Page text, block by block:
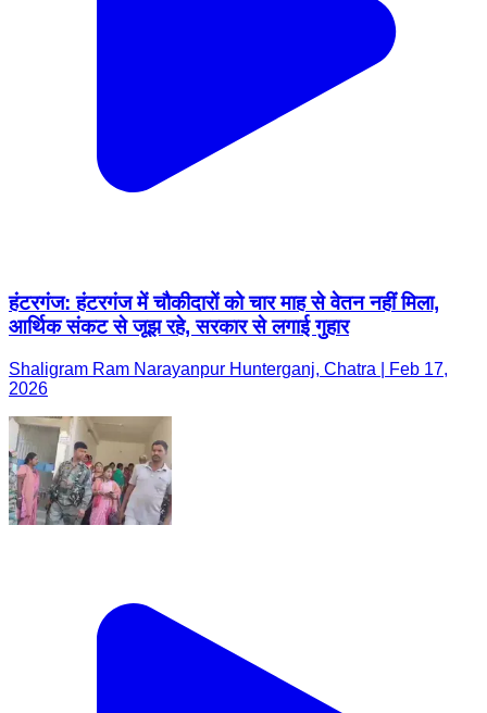
हंटरगंज: हंटरगंज में चौकीदारों को चार माह से वेतन नहीं मिला,
आर्थिक संकट से जूझ रहे, सरकार से लगाई गुहार
Shaligram Ram Narayanpur Hunterganj, Chatra | Feb 17,
2026